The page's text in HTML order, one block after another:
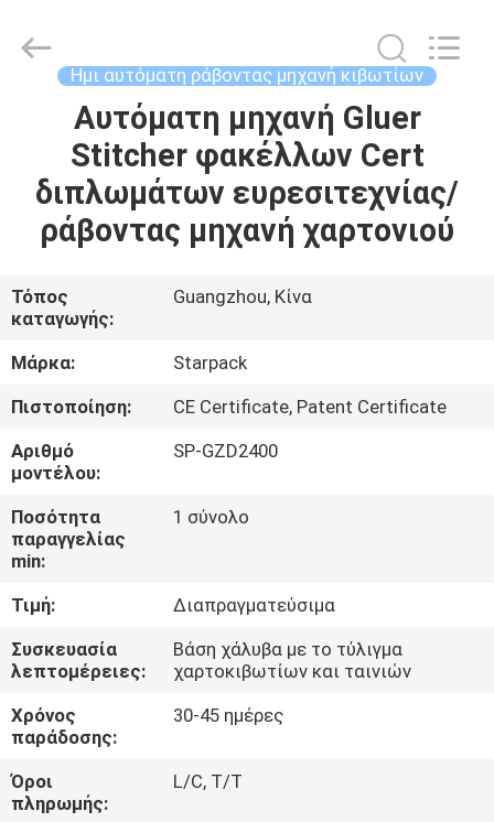
ΣΠΊΤΙ
ΠΡΟΪΌΝΤΑ
ΒΊΝΤΕΟ
ΠΕΡΊΠΟΥ
ΕΜΕΊΣ
ΓΎΡΟΣ
ΕΡΓΟΣΤΑΣΊΩΝ
ΠΟΙΟΤΙΚΌΣ
ΜΑΣ
ΕΛΆΤΕ
ΣΕ
ΕΠΑΦΉ
ΜΕ
Ημι αυτόματη ράβοντας μηχανή κιβωτίων
Αυτόματη μηχανή Gluer
Stitcher φακέλλων Cert
διπλωμάτων ευρεσιτεχνίας/
ράβοντας μηχανή χαρτονιού
Τόπος
καταγωγής:
Guangzhou, Κίνα
Μάρκα:
Starpack
Πιστοποίηση:
CE Certificate, Patent Certificate
Αριθμό
μοντέλου:
SP-GZD2400
Ποσότητα
παραγγελίας
min:
1 σύνολο
Τιμή:
Διαπραγματεύσιμα
Συσκευασία
λεπτομέρειες:
Βάση χάλυβα με το τύλιγμα
χαρτοκιβωτίων και ταινιών
Χρόνος
παράδοσης:
30-45 ημέρες
Όροι
πληρωμής:
L/C, T/T